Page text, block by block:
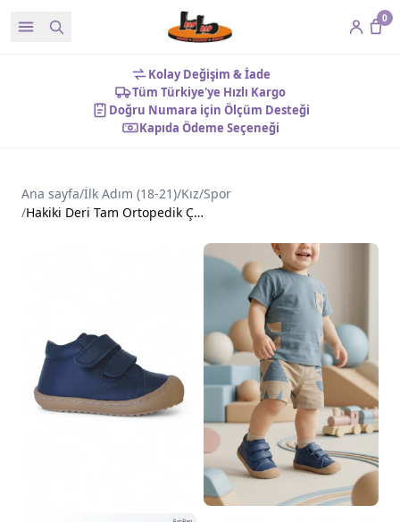
0
Kolay Değişim & İade
Tüm Türkiye'ye Hızlı Kargo
Doğru Numara için Ölçüm Desteği
Kapıda Ödeme Seçeneği
Ana sayfa/İlk Adım (18-21)/Kız/Spor
/
Hakiki Deri Tam Ortopedik Çift Cırtlı İlk Adım Ayakkabı Lacivert